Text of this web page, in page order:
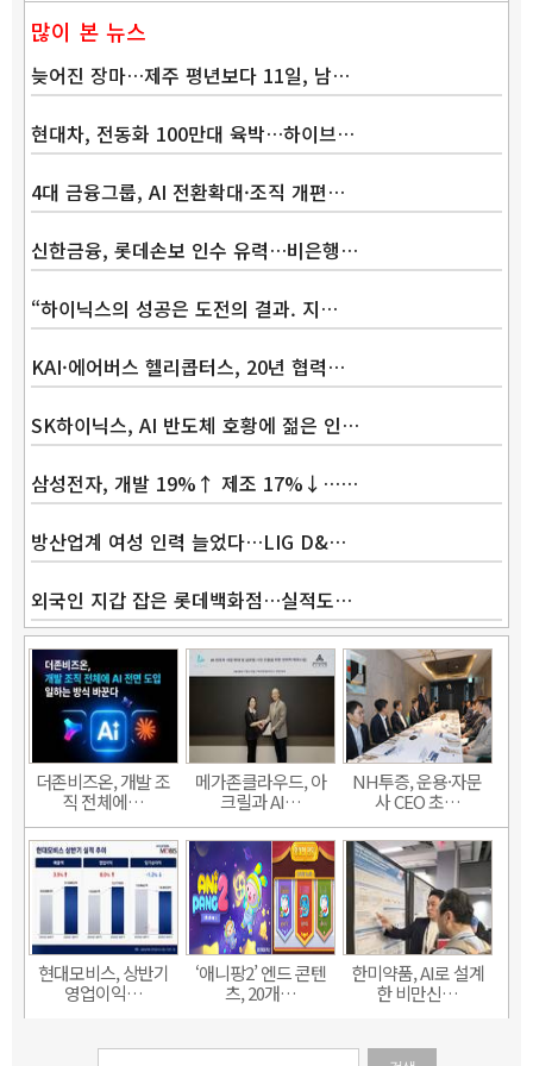
많이 본 뉴스
늦어진 장마…제주 평년보다 11일, 남…
현대차, 전동화 100만대 육박…하이브…
4대 금융그룹, AI 전환확대·조직 개편…
신한금융, 롯데손보 인수 유력…비은행…
“하이닉스의 성공은 도전의 결과. 지…
KAI·에어버스 헬리콥터스, 20년 협력…
SK하이닉스, AI 반도체 호황에 젊은 인…
삼성전자, 개발 19%↑ 제조 17%↓……
방산업계 여성 인력 늘었다…LIG D&…
외국인 지갑 잡은 롯데백화점…실적도…
더존비즈온, 개발 조
직 전체에…
메가존클라우드, 아
크릴과 AI…
NH투증, 운용·자문
사 CEO 초…
현대모비스, 상반기
영업이익…
‘애니팡2’ 엔드 콘텐
츠, 20개…
한미약품, AI로 설계
한 비만신…